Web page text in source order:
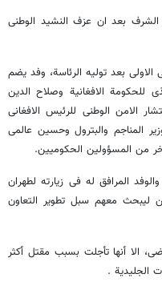
الشرف بعد ان عزف النشید الوطنی
الاولی بعد تولیه الرئاسة، وفد یضم
للحکومة الافغانیة وصلاح الدین
الامن الوطنی للرئیس الافغانی
المناجم والبترول وحسین عالمی
من المسؤولین الحکومیین.
المرافق له فی زیارته لطهران
لیبحث معهم سبل تطویر التعاون
الا أنها تأجلت بسبب مقتل أکثر
الجلیدیة .